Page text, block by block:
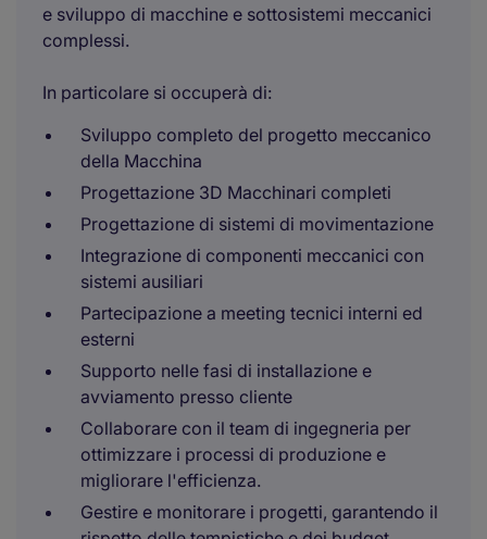
e sviluppo di macchine e sottosistemi meccanici
complessi.
In particolare si occuperà di:
Sviluppo completo del progetto meccanico
della Macchina
Progettazione 3D Macchinari completi
Progettazione di sistemi di movimentazione
Integrazione di componenti meccanici con
sistemi ausiliari
Partecipazione a meeting tecnici interni ed
esterni
Supporto nelle fasi di installazione e
avviamento presso cliente
Collaborare con il team di ingegneria per
ottimizzare i processi di produzione e
migliorare l'efficienza.
Gestire e monitorare i progetti, garantendo il